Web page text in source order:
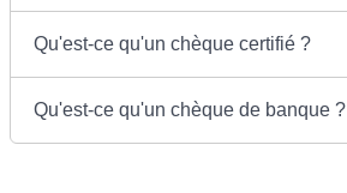
Qu'est-ce qu'un chèque certifié ?
Qu'est-ce qu'un chèque de banque ?